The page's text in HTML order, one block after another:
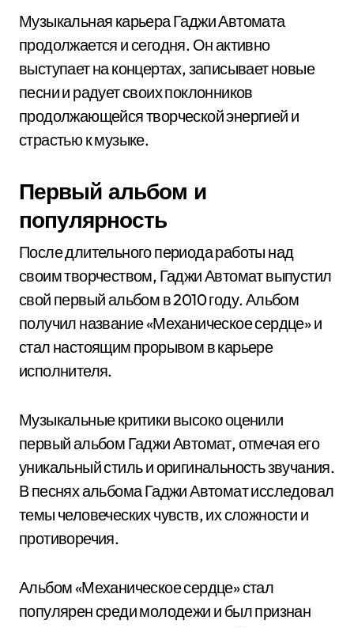
Музыкальная карьера Гаджи Автомата
продолжается и сегодня. Он активно
выступает на концертах, записывает новые
песни и радует своих поклонников
продолжающейся творческой энергией и
страстью к музыке.
Первый альбом и
популярность
После длительного периода работы над
своим творчеством, Гаджи Автомат выпустил
свой первый альбом в 2010 году. Альбом
получил название «Механическое сердце» и
стал настоящим прорывом в карьере
исполнителя.
Музыкальные критики высоко оценили
первый альбом Гаджи Автомат, отмечая его
уникальный стиль и оригинальность звучания.
В песнях альбома Гаджи Автомат исследовал
темы человеческих чувств, их сложности и
противоречия.
Альбом «Механическое сердце» стал
популярен среди молодежи и был признан